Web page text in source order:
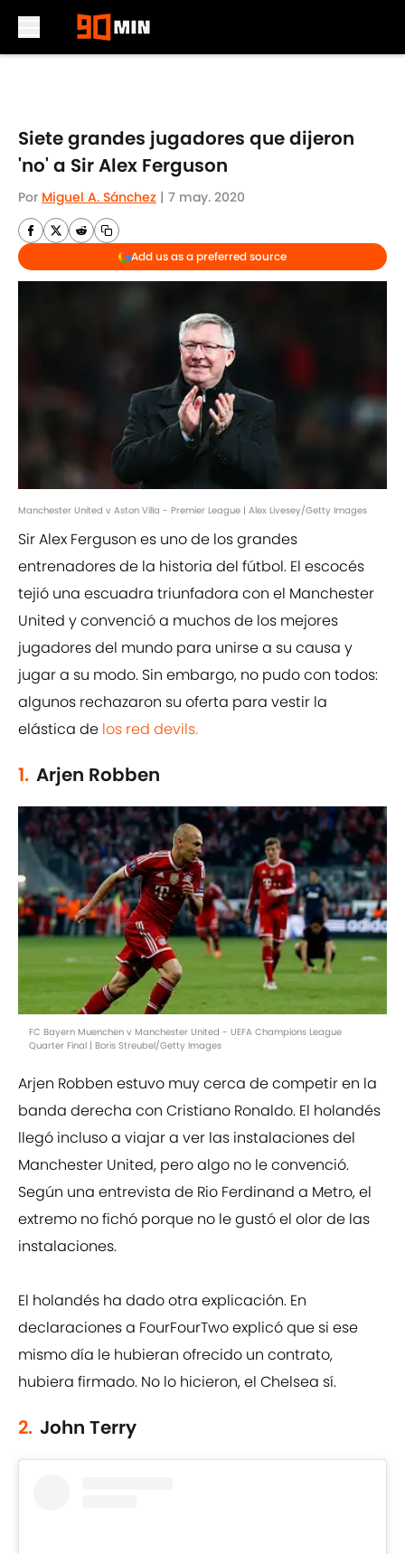
Siete grandes jugadores que dijeron
'no' a Sir Alex Ferguson
Por Miguel A. Sánchez | 7 may. 2020
Add us as a preferred source
Manchester United v Aston Villa - Premier League | Alex Livesey/Getty Images
Sir Alex Ferguson es uno de los grandes
entrenadores de la historia del fútbol. El escocés
tejió una escuadra triunfadora con el Manchester
United y convenció a muchos de los mejores
jugadores del mundo para unirse a su causa y
jugar a su modo. Sin embargo, no pudo con todos:
algunos rechazaron su oferta para vestir la
elástica de los red devils.
1. Arjen Robben
FC Bayern Muenchen v Manchester United - UEFA Champions League
Quarter Final | Boris Streubel/Getty Images
Arjen Robben estuvo muy cerca de competir en la
banda derecha con Cristiano Ronaldo. El holandés
llegó incluso a viajar a ver las instalaciones del
Manchester United, pero algo no le convenció.
Según una entrevista de Rio Ferdinand a Metro, el
extremo no fichó porque no le gustó el olor de las
instalaciones.
El holandés ha dado otra explicación. En
declaraciones a FourFourTwo explicó que si ese
mismo día le hubieran ofrecido un contrato,
hubiera firmado. No lo hicieron, el Chelsea sí.
2. John Terry